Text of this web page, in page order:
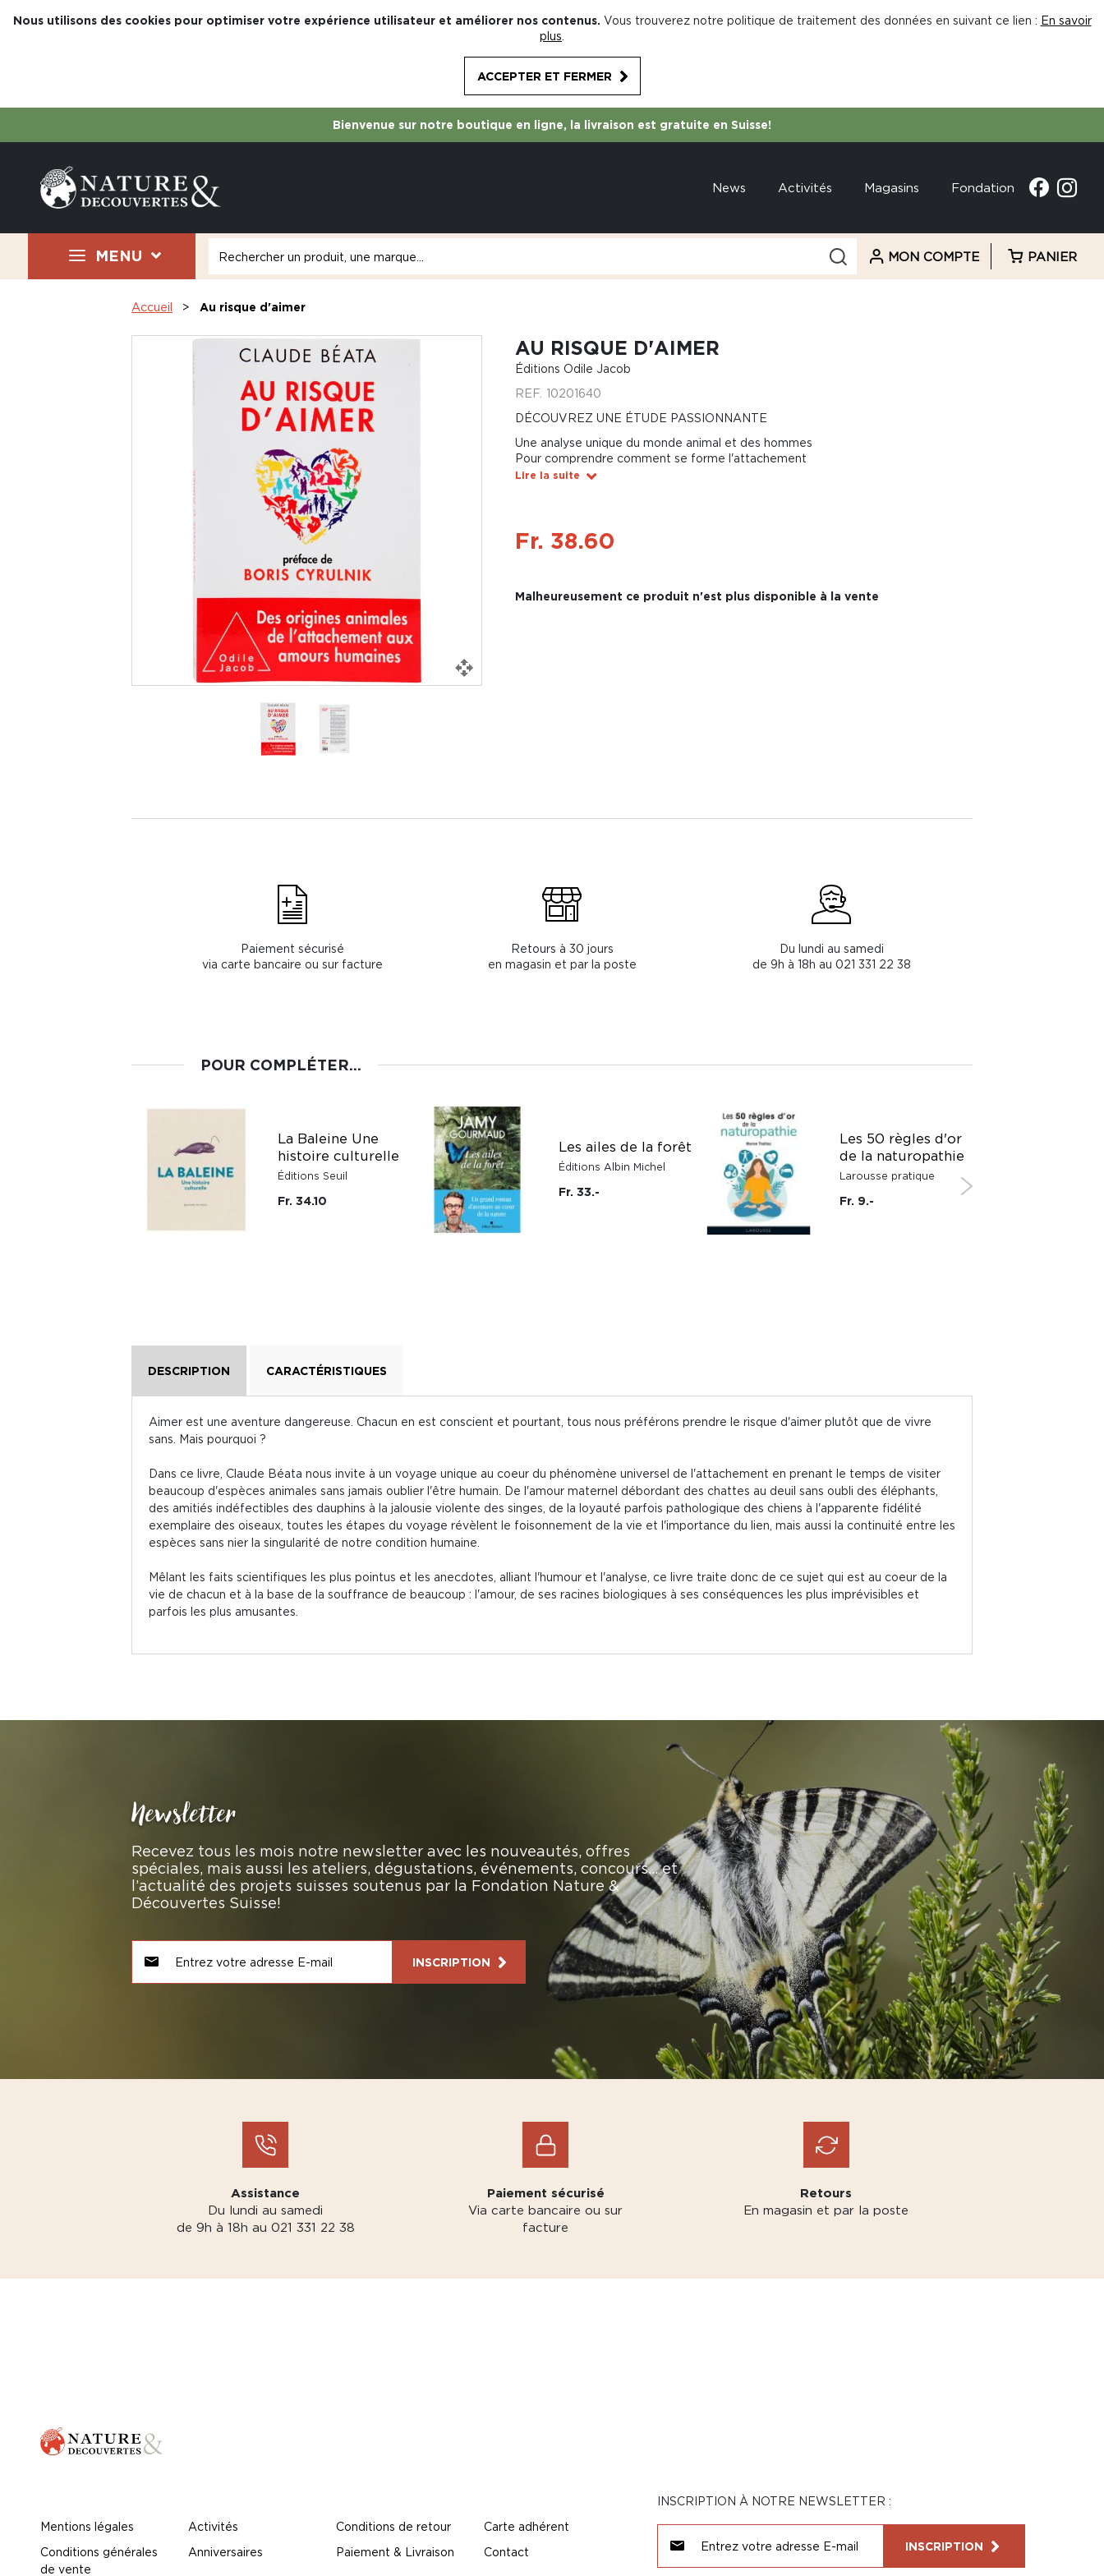
Nous utilisons des cookies pour optimiser votre expérience utilisateur et améliorer nos contenus. Vous trouverez notre politique de traitement des données en suivant ce lien : En savoir
plus
ACCEPTER ET FERMER
Bienvenue sur notre boutique en ligne, la livraison est gratuite en Suisse!
News Activités Magasins Fondation
MENU MON COMPTE PANIER
Accueil Au risque d'aimer
AU RISQUE D'AIMER
Éditions Odile Jacob
REF. 10201640
DÉCOUVREZ UNE ÉTUDE PASSIONNANTE
Une analyse unique du monde animal et des hommes
Pour comprendre comment se forme l'attachement
Lire la suite
Fr. 38.60
Malheureusement ce produit n'est plus disponible à la vente
Paiement sécurisé
via carte bancaire ou sur facture
Retours à 30 jours
en magasin et par la poste
Du lundi au samedi
de 9h à 18h au 021 331 22 38
POUR COMPLÉTER...
La Baleine Une
histoire culturelle
Éditions Seuil
Fr. 34.10
Les ailes de la forêt
Éditions Albin Michel
Fr. 33.-
Les 50 règles d'or
de la naturopathie
Larousse pratique
Fr. 9.-
DESCRIPTION CARACTÉRISTIQUES
Aimer est une aventure dangereuse. Chacun en est conscient et pourtant, tous nous préférons prendre le risque d'aimer plutôt que de vivre
sans. Mais pourquoi ?
Dans ce livre, Claude Béata nous invite à un voyage unique au coeur du phénomène universel de l'attachement en prenant le temps de visiter
beaucoup d'espèces animales sans jamais oublier l'être humain. De l'amour maternel débordant des chattes au deuil sans oubli des éléphants,
des amitiés indéfectibles des dauphins à la jalousie violente des singes, de la loyauté parfois pathologique des chiens à l'apparente fidélité
exemplaire des oiseaux, toutes les étapes du voyage révèlent le foisonnement de la vie et l'importance du lien, mais aussi la continuité entre les
espèces sans nier la singularité de notre condition humaine.
Mêlant les faits scientifiques les plus pointus et les anecdotes, alliant l'humour et l'analyse, ce livre traite donc de ce sujet qui est au coeur de la
vie de chacun et à la base de la souffrance de beaucoup : l'amour, de ses racines biologiques à ses conséquences les plus imprévisibles et
parfois les plus amusantes.
Newsletter
Recevez tous les mois notre newsletter avec les nouveautés, offres
spéciales, mais aussi les ateliers, dégustations, événements, concours… et
l’actualité des projets suisses soutenus par la Fondation Nature &
Découvertes Suisse!
INSCRIPTION
Assistance
Du lundi au samedi
de 9h à 18h au 021 331 22 38
Paiement sécurisé
Via carte bancaire ou sur
facture
Retours
En magasin et par la poste
Mentions légales
Conditions générales
de vente
Activités
Anniversaires
Conditions de retour
Paiement & Livraison
Carte adhérent
Contact
INSCRIPTION À NOTRE NEWSLETTER :
INSCRIPTION